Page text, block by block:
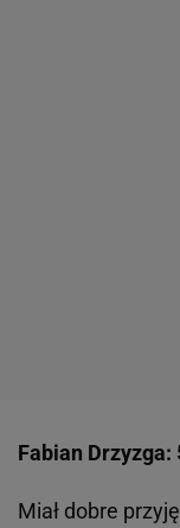
Fabian Drzyzga:
Miał dobre